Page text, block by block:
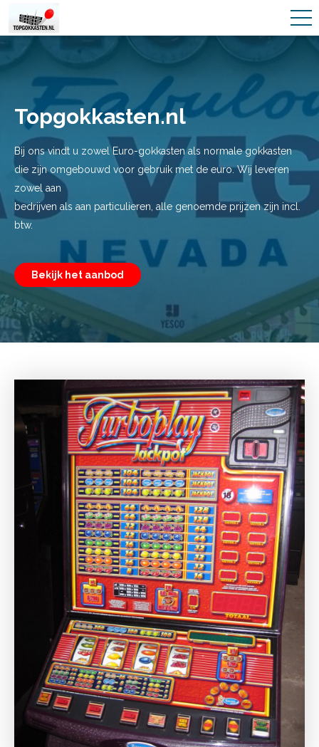
Topgokkasten.nl
Bij ons vindt u zowel Euro-gokkasten als normale gokkasten
die zijn omgebouwd voor gebruik met de euro. Wij leveren
zowel aan
bedrijven als aan particulieren, alle genoemde prijzen zijn incl.
btw.
Bekijk het aanbod